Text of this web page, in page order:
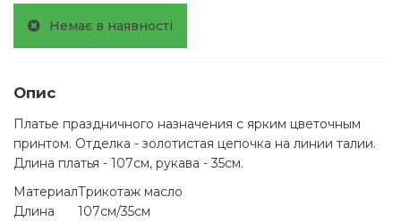
Немає в наявності
Опис
Платье праздничного назначения с ярким цветочным
принтом. Отделка - золотистая цепочка на линии талии.
Длина платья - 107см, рукава - 35см.
МатериалТрикотаж масло
Длина
107см/35см